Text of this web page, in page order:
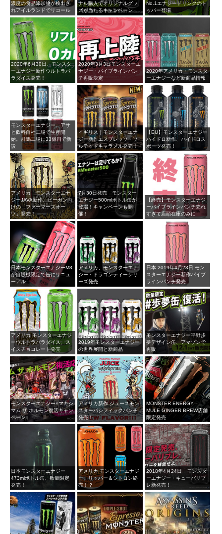
濃度の食品添加物が検出さ
れアイルランドでリコール
ナル購入でオリジナルグッ
ズが当たるキャンペーン
No.1エナジードリンクのト
ッパー登場
2020年6月30日、モンスタ
ーエナジー新作ウルトラパ
ラダイス発売！
2020年3月3日モンスターエ
ナジー・パイプラインパン
チ再販決定
2020年アメリカ・モンスタ
ーエナジーなど新商品情報
モンスターエナジー、アサ
ヒ飲料自社工場で生産開
始。群馬工場に33億円で新
設
イギリス｜モンスターエナ
ジー新作エスプレッソ・ソ
ルテッドキャラメル発売！
【EU】モンスターエナジー
ハイドロ新作、ハイドロス
ポーツ発売！
アメリカ モンスターエナ
ジーJAVA新作、ビーガン向
けの「ファーマーズオー
ツ」発売！
7月30日発売 モンスター
エナジー500mlボトル缶が
登場！キャンペーンも開
催！
【終売】モンスターエナジ
ーパイプラインパンチ売れ
すぎて店頭在庫のみに
日本モンスターエナジーM3
が自販機限定で缶にリニュ
ーアル
アメリカ、モンスターエナ
ジー・ドラゴンティーシリ
ーズ発売
日本 2019年4月23日 モン
スターエナジー新作パイプ
ラインパンチ発売
アメリカ モンスターエナジ
ーウルトラパラダイス、ス
イスチョコレート発売
2019年モンスターエナジー
の世界展開と新商品
モンスターエナジー平野歩
夢デザイン缶、アマゾンで
再販
モンスターエナジー×マキシ
マム ザ ホルモン復活キャン
ペーン
アメリカ新作 ジュースモン
スターパシフィックパンチ
発売！
MONSTER ENERGY
MULE GINGER BREW店舗
限定発売
日本モンスターエナジー
473mlボトル缶、数量限定
発売！
アメリカ モンスターエナジ
ー、リッパー＆シトロン終
売！？
2018年4月24日 モンスタ
ーエナジー・キューバリブ
レ新発売！